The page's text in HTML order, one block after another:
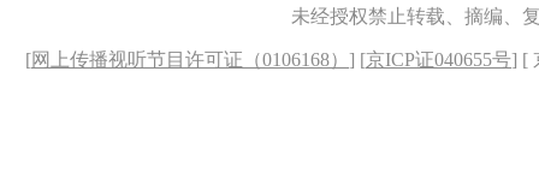
未经授权禁止转载、摘编、
[网上传播视听节目许可证（0106168） ] [京ICP证040655号] [